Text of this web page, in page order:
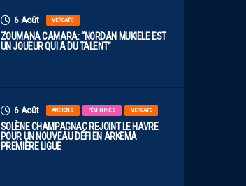
6 Août MERCATO
ZOUMANA CAMARA: “NORDAN MUKIELE EST
UN JOUEUR QUI A DU TALENT”
6 Août ANCIENS FÉMININES MERCATO
SOLÈNE CHAMPAGNAC REJOINT LE HAVRE
POUR UN NOUVEAU DÉFI EN ARKEMA
PREMIÈRE LIGUE